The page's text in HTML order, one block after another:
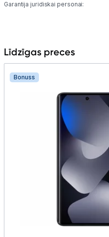
Garantija juridiskai personai:
Līdzīgas preces
Bonuss